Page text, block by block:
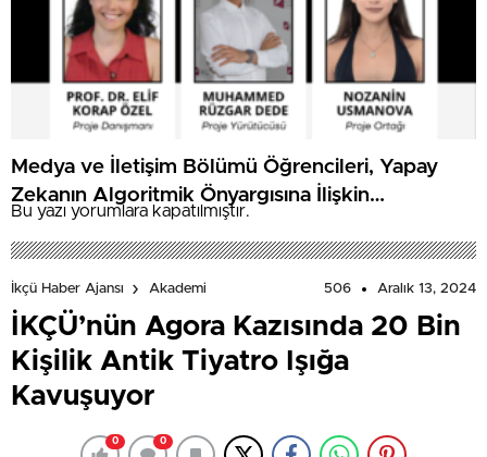
Medya ve İletişim Bölümü Öğrencileri, Yapay
Zekanın Algoritmik Önyargısına İlişkin
Farkındalık Düzeylerini Araştıracak
Bu yazı yorumlara kapatılmıştır.
İkçü Haber Ajansı Akademi 506 Aralık 13, 2024
İKÇÜ’nün Agora Kazısında 20 Bin
Kişilik Antik Tiyatro Işığa
Kavuşuyor
0 0